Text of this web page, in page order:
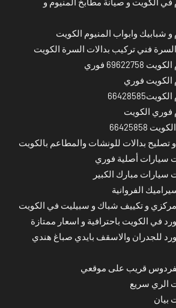
شبابيك وابواب المنيوم الكويت
فني تركيب بدالات السرة الكويت
فوري
الكويت فوري
فوري الكويت
تصليح بدالات للونشات والمطاعم بالكويت
سيارات أصلية فوري
سيارات مبارك الكبير
الفروانية
و تكييف شباك و سبيليت في الكويت
في الكويت باحترافية و اسعار ممتازة
للجدران والاسقف بايدي صباغ هندي
قريب على موقعي
الري سريع
بيان